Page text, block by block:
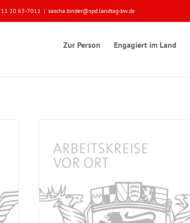
20 63-7011 | sascha.binder@spd.landtag-bw.de
Zur Person Engagiert im Land
im